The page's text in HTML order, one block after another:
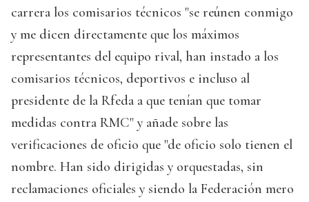
carrera los comisarios técnicos "se reúnen conmigo
y me dicen directamente que los máximos
representantes del equipo rival, han instado a los
comisarios técnicos, deportivos e incluso al
presidente de la Rfeda a que tenían que tomar
medidas contra RMC" y añade sobre las
verificaciones de oficio que "de oficio solo tienen el
nombre. Han sido dirigidas y orquestadas, sin
reclamaciones oficiales y siendo la Federación mero